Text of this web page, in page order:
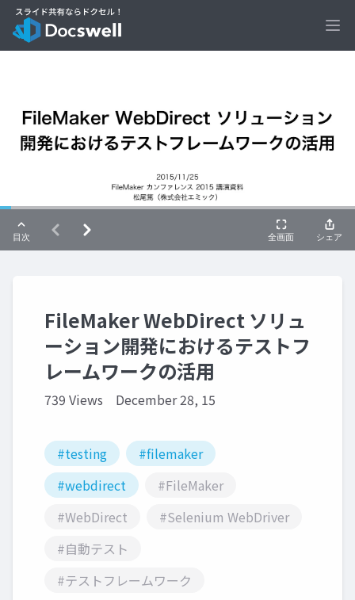
FileMaker WebDirect ソリュ
ーション開発におけるテストフ
レームワークの活用
739 Views December 28, 15
#testing
#filemaker
#webdirect
#FileMaker
#WebDirect
#Selenium WebDriver
#自動テスト
#テストフレームワーク